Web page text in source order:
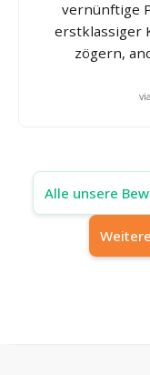
vernünftige
erstklassiger
zögern,
Alle unsere